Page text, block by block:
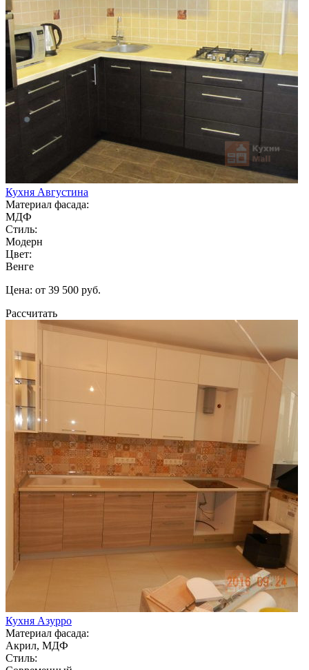
Кухня Августина
Материал фасада:
МДФ
Стиль:
Модерн
Цвет:
Венге
Цена: от 39 500 руб.
Рассчитать
Кухня Азурро
Материал фасада:
Акрил, МДФ
Стиль: